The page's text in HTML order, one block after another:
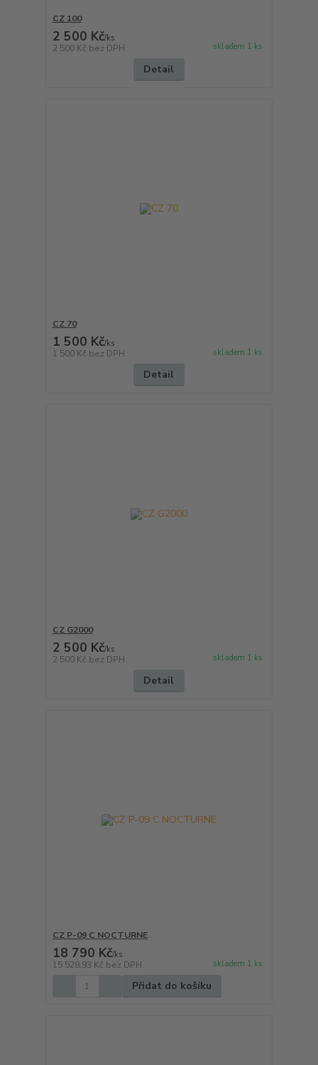
CZ 100
2 500 Kč/ks
2 500 Kč bez DPH skladem 1 ks
Detail
CZ 70
1 500 Kč/ks
1 500 Kč bez DPH skladem 1 ks
Detail
CZ G2000
2 500 Kč/ks
2 500 Kč bez DPH skladem 1 ks
Detail
CZ P-09 C NOCTURNE
18 790 Kč/ks
15 528,93 Kč bez DPH skladem 1 ks
Přidat do košíku